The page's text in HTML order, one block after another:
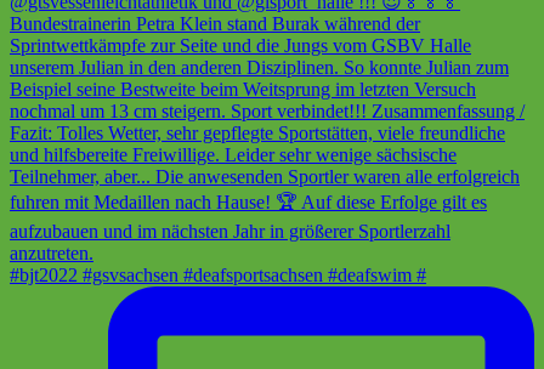
#bjt2022 #gsvsachsen #deafsportsachsen #deafswim #